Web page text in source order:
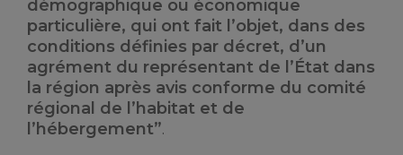
démographique ou économique
particulière, qui ont fait l’objet, dans des
conditions définies par décret, d’un
agrément du représentant de l’État dans
la région après avis conforme du comité
régional de l’habitat et de
l’hébergement”.